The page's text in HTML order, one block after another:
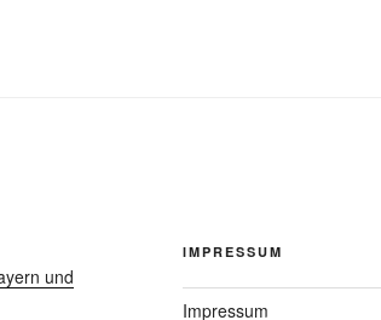
und
IMPRESSUM
Impressum